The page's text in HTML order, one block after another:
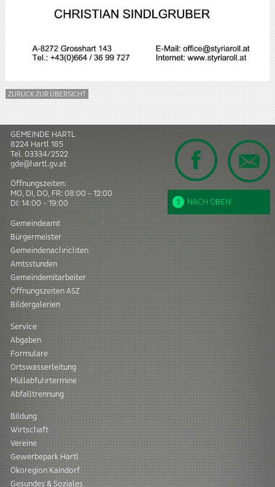
ZURÜCK ZUR ÜBERSICHT
NACH OBEN
GEMEINDE HARTL
8224 Hartl185
Tel. 03334/2522
gde@hartl.gv.at
Öffnungszeiten:
MO, DI, DO, FR: 08:00 - 12:00
DI: 14:00 - 19:00
Gemeindeamt
Bürgermeister
Gemeindenachrichten
Amtsstunden
Gemeindemitarbeiter
Öffnungszeiten ASZ
Bildergalerien
Service
Abgaben
Formulare
Ortswasserleitung
Müllabfuhrtermine
Abfalltrennung
Bildung
Wirtschaft
Vereine
Gewerbepark Hartl
Ökoregion Kaindorf
Gesundes & Soziales